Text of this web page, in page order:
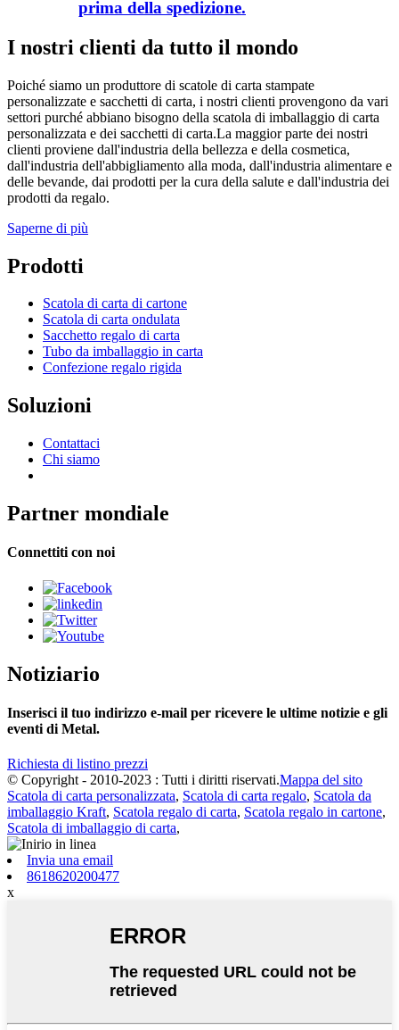
prima della spedizione.
I nostri clienti da tutto il mondo
Poiché siamo un produttore di scatole di carta stampate
personalizzate e sacchetti di carta, i nostri clienti provengono da vari
settori purché abbiano bisogno della scatola di imballaggio di carta
personalizzata e dei sacchetti di carta.La maggior parte dei nostri
clienti proviene dall'industria della bellezza e della cosmetica,
dall'industria dell'abbigliamento alla moda, dall'industria alimentare e
delle bevande, dai prodotti per la cura della salute e dall'industria dei
prodotti da regalo.
Saperne di più
Prodotti
Scatola di carta di cartone
Scatola di carta ondulata
Sacchetto regalo di carta
Tubo da imballaggio in carta
Confezione regalo rigida
Soluzioni
Contattaci
Chi siamo
Partner mondiale
Connettiti con noi
Notiziario
Inserisci il tuo indirizzo e-mail per ricevere le ultime notizie e gli
eventi di Metal.
Richiesta di listino prezzi
© Copyright - 2010-2023 : Tutti i diritti riservati.Mappa del sito
Scatola di carta personalizzata, Scatola di carta regalo, Scatola da
imballaggio Kraft, Scatola regalo di carta, Scatola regalo in cartone,
Scatola di imballaggio di carta,
Invia una email
8618620200477
x